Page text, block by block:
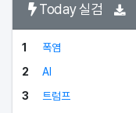
Today 실검
1
폭염
2
AI
3
트럼프